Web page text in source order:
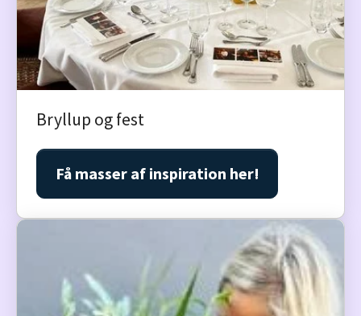
Bryllup og fest
Få masser af inspiration her!